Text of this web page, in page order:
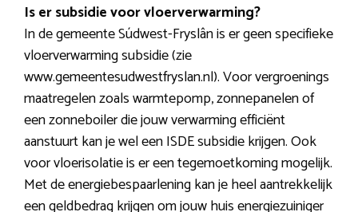
Is er subsidie voor vloerverwarming?
In de gemeente Súdwest-Fryslân is er geen specifieke
vloerverwarming subsidie (zie
www.gemeentesudwestfryslan.nl). Voor vergroenings
maatregelen zoals warmtepomp, zonnepanelen of
een zonneboiler die jouw verwarming efficiënt
aanstuurt kan je wel een ISDE subsidie krijgen. Ook
voor vloerisolatie is er een tegemoetkoming mogelijk.
Met de energiebespaarlening kan je heel aantrekkelijk
een geldbedrag krijgen om jouw huis energiezuiniger